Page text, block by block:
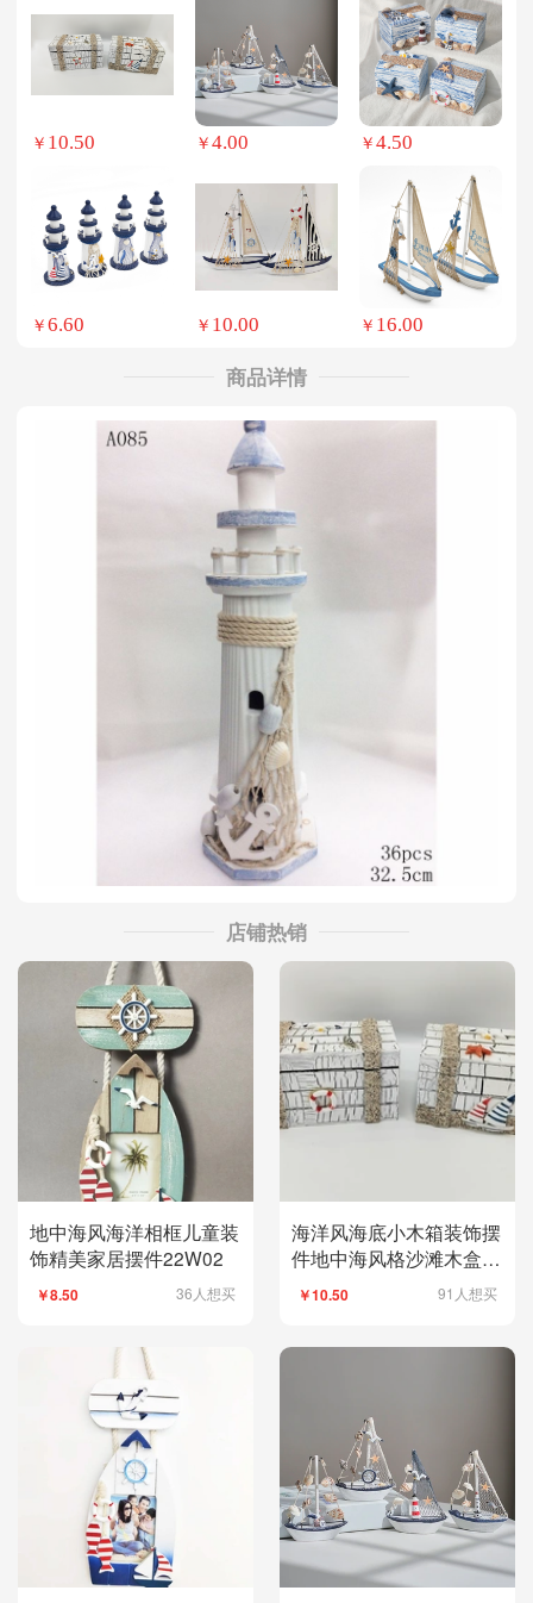
￥ 10.50 ￥4.00 ￥4.50
￥6.60 ￥ 10.00 ￥ 16.00
商品详情
店铺热销
地中海风海洋相框儿童装
饰精美家居摆件22W02
￥8.50 36人想买
海洋风海底小木箱装饰摆
件地中海风格沙滩木盒子
创意摆台道具摆设
￥10.50 91人想买